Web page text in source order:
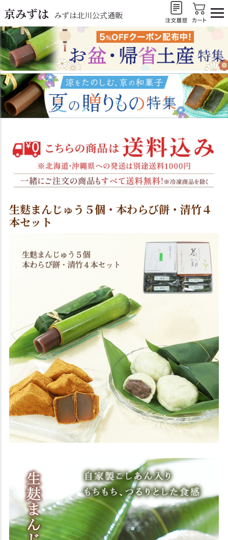
京みずは みずは北川公式通販
生麩まんじゅう５個・本わらび餅・清竹４
本セット